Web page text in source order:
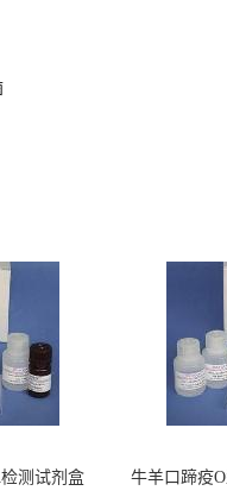
测试剂盒
牛羊口蹄疫